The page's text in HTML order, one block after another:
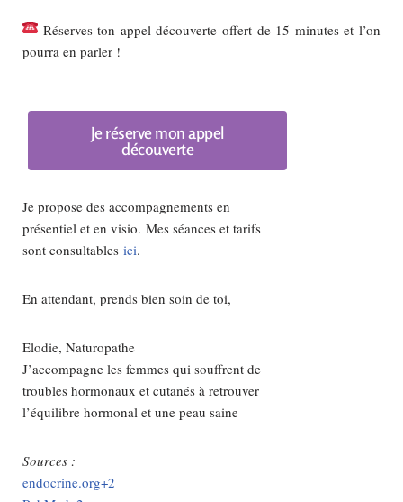
Réserves ton appel découverte offert de 15 minutes et l’on
pourra en parler !
Je réserve mon appel
découverte
Je propose des accompagnements en
présentiel et en visio. Mes séances et tarifs
sont consultables ici.
En attendant, prends bien soin de toi,
Elodie, Naturopathe
J’accompagne les femmes qui souffrent de
troubles hormonaux et cutanés à retrouver
l’équilibre hormonal et une peau saine
Sources :
endocrine.org+2